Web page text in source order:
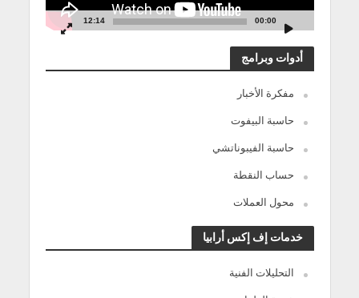
00:00
12:14
أدوات وبرامج
مفكرة الأخبار
حاسبة البيفوت
حاسبة الفيبوناتشي
حساب النقطة
محول العملات
خدمات إف إكس أرابيا
التحليلات الفنية